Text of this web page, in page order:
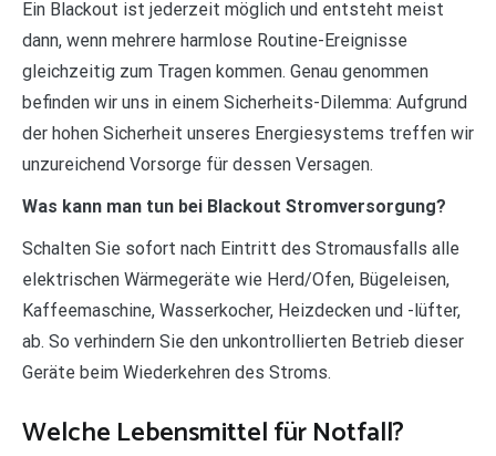
Ein Blackout ist jederzeit möglich und entsteht meist
dann, wenn mehrere harmlose Routine-Ereignisse
gleichzeitig zum Tragen kommen. Genau genommen
befinden wir uns in einem Sicherheits-Dilemma: Aufgrund
der hohen Sicherheit unseres Energiesystems treffen wir
unzureichend Vorsorge für dessen Versagen.
Was kann man tun bei Blackout Stromversorgung?
Schalten Sie sofort nach Eintritt des Stromausfalls alle
elektrischen Wärmegeräte wie Herd/Ofen, Bügeleisen,
Kaffeemaschine, Wasserkocher, Heizdecken und -lüfter,
ab. So verhindern Sie den unkontrollierten Betrieb dieser
Geräte beim Wiederkehren des Stroms.
Welche Lebensmittel für Notfall?